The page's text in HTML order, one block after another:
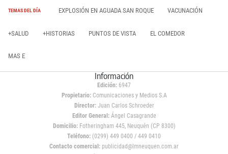
TEMAS DEL DÍA EXPLOSIÓN EN AGUADA SAN ROQUE VACUNACIÓN
+SALUD +HISTORIAS PUNTOS DE VISTA EL COMEDOR
MAS E
Información
Edición: 6947
Propietario:Comunicaciones y Medios S.A
Director: Juan Carlos Schroeder
Editor General:Ángel Casagrande
Domicilio:Fotheringham 445, Neuquén (CP 8300)
Teléfono: (0299) 449 0400 / 449 0410
Contacto comercial: publicidad@lmneuquen.com.ar